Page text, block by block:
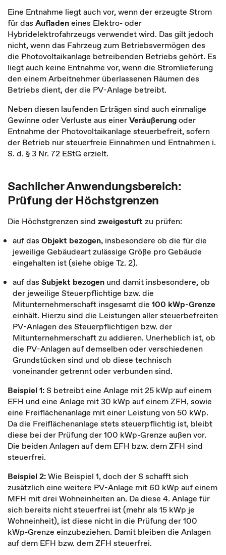
Eine Entnahme liegt auch vor, wenn der erzeugte Strom
für das Aufladeneines Elektro- oder
Hybridelektrofahrzeugs verwendet wird. Das gilt jedoch
nicht, wenn das Fahrzeug zum Betriebsvermögen des
die Photovoltaikanlage betreibenden Betriebs gehört. Es
liegt auch keine Entnahme vor, wenn die Stromlieferung
den einem Arbeitnehmer überlassenen Räumen des
Betriebs dient, der die PV-Anlage betreibt.
Neben diesen laufenden Erträgen sind auch einmalige
Gewinne oder Verluste aus einerVeräußerungoder
Entnahme der Photovoltaikanlage steuerbefreit, sofern
der Betrieb nur steuerfreie Einnahmen und Entnahmen i.
S. d. § 3 Nr. 72 EStG erzielt.
Sachlicher Anwendungsbereich:
Prüfung der Höchstgrenzen
Die Höchstgrenzen sind zweigestuft zu prüfen:
auf das Objekt bezogen, insbesondere ob die für die
jeweilige Gebäudeart zulässige Größe pro Gebäude
eingehalten ist (siehe obige Tz. 2).
auf das Subjekt bezogen und damit insbesondere, ob
der jeweilige Steuerpflichtige bzw. die
Mitunternehmerschaft insgesamt die 100 kWp-Grenze
einhält. Hierzu sind die Leistungen aller steuerbefreiten
PV-Anlagen des Steuerpflichtigen bzw. der
Mitunternehmerschaft zu addieren. Unerheblich ist, ob
die PV-Anlagen auf demselben oder verschiedenen
Grundstücken sind und ob diese technisch
voneinander getrennt oder verbunden sind.
Beispiel 1:S betreibt eine Anlage mit 25 kWp auf einem
EFH und eine Anlage mit 30 kWp auf einem ZFH, sowie
eine Freiflächenanlage mit einer Leistung von 50 kWp.
Da die Freiflächenanlage stets steuerpflichtig ist, bleibt
diese bei der Prüfung der 100 kWp-Grenze außen vor.
Die beiden Anlagen auf dem EFH bzw. dem ZFH sind
steuerfrei.
Beispiel 2:Wie Beispiel 1, doch der S schafft sich
zusätzlich eine weitere PV-Anlage mit 60 kWp auf einem
MFH mit drei Wohneinheiten an. Da diese 4. Anlage für
sich bereits nicht steuerfrei ist (mehr als 15 kWp je
Wohneinheit), ist diese nicht in die Prüfung der 100
kWp-Grenze einzubeziehen. Damit bleiben die Anlagen
auf dem EFH bzw. dem ZFH steuerfrei.